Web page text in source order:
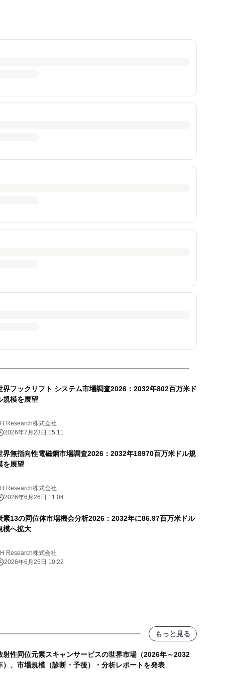
界フックリフト システム市場調査2026：2032年802百万米ド
規模を展望
Research株式会社
2026年7月23日 15:11
界無指向性電磁鋼市場調査2026：2032年18970百万米ドル規
を展望
Research株式会社
2026年6月26日 11:04
素13の同位体市場機会分析2026：2032年に86.97百万米ドル
模へ拡大
Research株式会社
2026年6月25日 10:22
もっと見る
射性同位元素スキャンサービスの世界市場（2026年～2032
）、市場規模（診断・予後）・分析レポートを発表